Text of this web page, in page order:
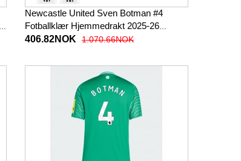
Newcastle United Sven Botman #4
Fotballklær Hjemmedrakt 2025-26
Kortermet
406.82NOK 1.070.66NOK